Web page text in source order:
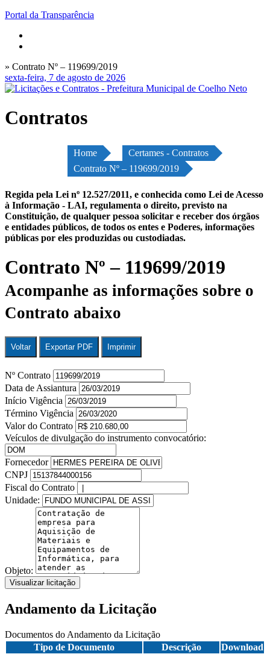
Portal da Transparência
» Contrato Nº – 119699/2019
sexta-feira, 7 de agosto de 2026
Contratos
Home
Certames - Contratos
Contrato Nº – 119699/2019
Regida pela Lei nº 12.527/2011, e conhecida como Lei de Acesso
à Informação - LAI, regulamenta o direito, previsto na
Constituição, de qualquer pessoa solicitar e receber dos órgãos
e entidades públicos, de todos os entes e Poderes, informações
públicas por eles produzidas ou custodiadas.
Contrato Nº – 119699/2019
Acompanhe as informações sobre o
Contrato abaixo
Voltar Exportar PDF Imprimir
Nº Contrato
Data de Assiantura
Início Vigência
Término Vigência
Valor do Contrato
Veículos de divulgação do instrumento convocatório:
Fornecedor
CNPJ
Fiscal do Contrato
Unidade:
Objeto:
Visualizar licitação
Andamento da Licitação
Documentos do Andamento da Licitação
Tipo de Documento
Descrição
Download